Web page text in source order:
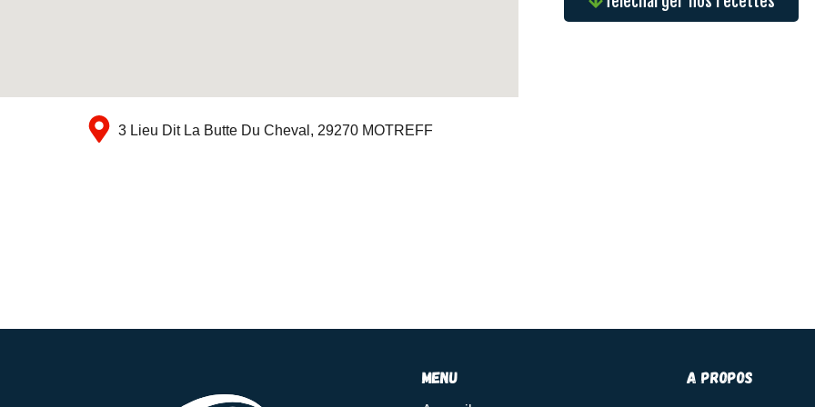
3 Lieu Dit La Butte Du Cheval, 29270 MOTREFF
menu A propos